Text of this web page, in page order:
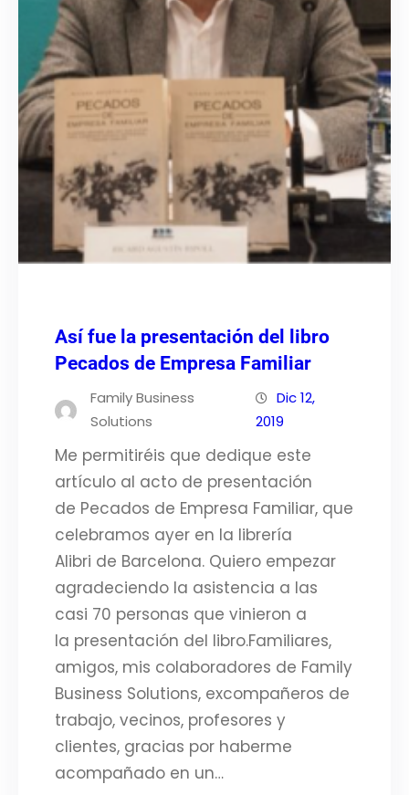
Así fue la presentación del libro
Pecados de Empresa Familiar
Family Business
Solutions
Dic 12,
2019
Me permitiréis que dedique este
artículo al acto de presentación
de Pecados de Empresa Familiar, que
celebramos ayer en la librería
Alibri de Barcelona. Quiero empezar
agradeciendo la asistencia a las
casi 70 personas que vinieron a
la presentación del libro.Familiares,
amigos, mis colaboradores de Family
Business Solutions, excompañeros de
trabajo, vecinos, profesores y
clientes, gracias por haberme
acompañado en un…